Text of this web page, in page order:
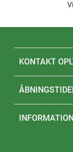
KONTAKT